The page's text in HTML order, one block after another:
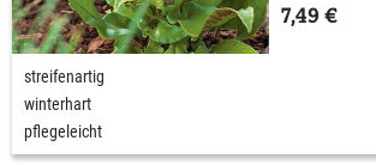
7,49 €
streifenartig
winterhart
pflegeleicht